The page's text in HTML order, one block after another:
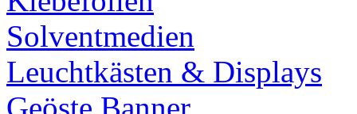
Solventmedien
Leuchtkästen & Displays